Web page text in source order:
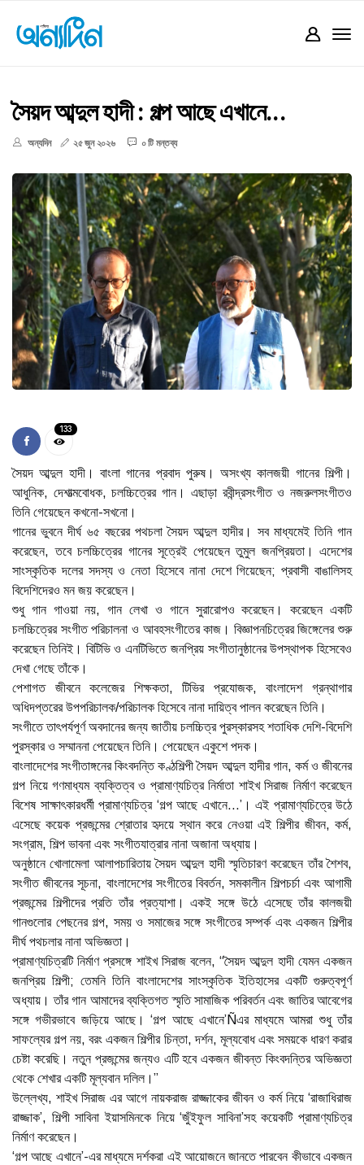
সৈয়দ আব্দুল হাদী : গল্প আছে এখানে...
অন্যদিন ২৫ জুন ২০২৬ ০ টি মন্তব্য
133
সৈয়দ আব্দুল হাদী। বাংলা গানের প্রবাদ পুরুষ। অসংখ্য কালজয়ী গানের শিল্পী।
আধুনিক, দেশাত্মবোধক, চলচ্চিত্রের গান। এছাড়া রবীন্দ্রসংগীত ও নজরুলসংগীতও
তিনি গেয়েছেন কখনো-সখনো।
গানের ভুবনে দীর্ঘ ৬৫ বছরের পথচলা সৈয়দ আব্দুল হাদীর। সব মাধ্যমেই তিনি গান
করেছেন, তবে চলচ্চিত্রের গানের সূত্রেই পেয়েছেন তুমুল জনপ্রিয়তা। এদেশের
সাংস্কৃতিক দলের সদস্য ও নেতা হিসেবে নানা দেশে গিয়েছেন; প্রবাসী বাঙালিসহ
বিদেশিদেরও মন জয় করেছেন।
শুধু গান গাওয়া নয়, গান লেখা ও গানে সুরারোপও করেছেন। করেছেন একটি
চলচ্চিত্রের সংগীত পরিচালনা ও আবহসংগীতের কাজ। বিজ্ঞাপনচিত্রের জিঙ্গেলের শুরু
করেছেন তিনিই। বিটিভি ও এনটিভিতে জনপ্রিয় সংগীতানুষ্ঠানের উপস্থাপক হিসেবেও
দেখা গেছে তাঁকে।
পেশাগত জীবনে কলেজের শিক্ষকতা, টিভির প্রযোজক, বাংলাদেশ গ্রন্থাগার
অধিদপ্তরের উপপরিচালক/পরিচালক হিসেবে নানা দায়িত্ব পালন করেছেন তিনি।
সংগীতে তাৎপর্যপূর্ণ অবদানের জন্য জাতীয় চলচ্চিত্র পুরস্কারসহ শতাধিক দেশি-বিদেশি
পুরস্কার ও সম্মাননা পেয়েছেন তিনি। পেয়েছেন একুশে পদক।
বাংলাদেশের সংগীতাঙ্গনের কিংবদন্তি কণ্ঠশিল্পী সৈয়দ আব্দুল হাদীর গান, কর্ম ও জীবনের
গল্প নিয়ে গণমাধ্যম ব্যক্তিত্ব ও প্রামাণ্যচিত্র নির্মাতা শাইখ সিরাজ নির্মাণ করেছেন
বিশেষ সাক্ষাৎকারধর্মী প্রামাণ্যচিত্র ‘গল্প আছে এখানে...’। এই প্রামাণ্যচিত্রে উঠে
এসেছে কয়েক প্রজন্মের শ্রোতার হৃদয়ে স্থান করে নেওয়া এই শিল্পীর জীবন, কর্ম,
সংগ্রাম, শিল্প ভাবনা এবং সংগীতযাত্রার নানা অজানা অধ্যায়।
অনুষ্ঠানে খোলামেলা আলাপচারিতায় সৈয়দ আব্দুল হাদী স্মৃতিচারণ করেছেন তাঁর শৈশব,
সংগীত জীবনের সূচনা, বাংলাদেশের সংগীতের বিবর্তন, সমকালীন শিল্পচর্চা এবং আগামী
প্রজন্মের শিল্পীদের প্রতি তাঁর প্রত্যাশা। একই সঙ্গে উঠে এসেছে তাঁর কালজয়ী
গানগুলোর পেছনের গল্প, সময় ও সমাজের সঙ্গে সংগীতের সম্পর্ক এবং একজন শিল্পীর
দীর্ঘ পথচলার নানা অভিজ্ঞতা।
প্রামাণ্যচিত্রটি নির্মাণ প্রসঙ্গে শাইখ সিরাজ বলেন, “সৈয়দ আব্দুল হাদী যেমন একজন
জনপ্রিয় শিল্পী; তেমনি তিনি বাংলাদেশের সাংস্কৃতিক ইতিহাসের একটি গুরুত্বপূর্ণ
অধ্যায়। তাঁর গান আমাদের ব্যক্তিগত স্মৃতি সামাজিক পরিবর্তন এবং জাতির আবেগের
সঙ্গে গভীরভাবে জড়িয়ে আছে। ‘গল্প আছে এখানে’Ñএর মাধ্যমে আমরা শুধু তাঁর
সাফল্যের গল্প নয়, বরং একজন শিল্পীর চিন্তা, দর্শন, মূল্যবোধ এবং সময়কে ধারণ করার
চেষ্টা করেছি। নতুন প্রজন্মের জন্যও এটি হবে একজন জীবন্ত কিংবদন্তির অভিজ্ঞতা
থেকে শেখার একটি মূল্যবান দলিল।”
উল্লেখ্য, শাইখ সিরাজ এর আগে নায়করাজ রাজ্জাকের জীবন ও কর্ম নিয়ে ‘রাজাধিরাজ
রাজ্জাক’, শিল্পী সাবিনা ইয়াসমিনকে নিয়ে ‘জুঁইফুল সাবিনা’সহ কয়েকটি প্রামাণ্যচিত্র
নির্মাণ করেছেন।
‘গল্প আছে এখানে’-এর মাধ্যমে দর্শকরা এই আয়োজনে জানতে পারবেন কীভাবে একজন